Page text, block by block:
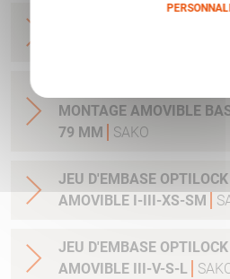
MONTAGE AMOVIBLE
79 MM
SAKO
JEU D'EMBASE OPTILOCK QR SAKO MONTAGE
AMOVIBLE I-III-XS-SM
JEU D'EMBASE OPTILOCK QR SAKO MONTAGE
AMOVIBLE III-V-S-L